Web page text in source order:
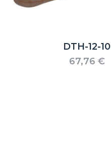
DTH-12-10
67,76 €